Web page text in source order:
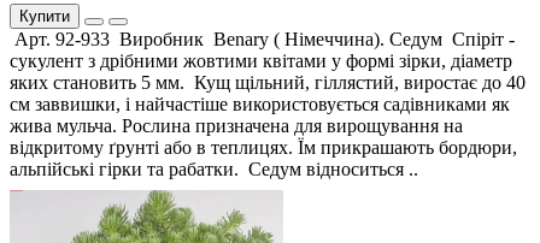
Купити
Арт. 92-933 Виробник Benary ( Німеччина). Седум Спіріт -
сукулент з дрібними жовтими квітами у формі зірки, діаметр
яких становить 5 мм. Кущ щільний, гіллястий, виростає до 40
см заввишки, і найчастіше використовується садівниками як
жива мульча. Рослина призначена для вирощування на
відкритому ґрунті або в теплицях. Їм прикрашають бордюри,
альпійські гірки та рабатки. Седум відноситься ..